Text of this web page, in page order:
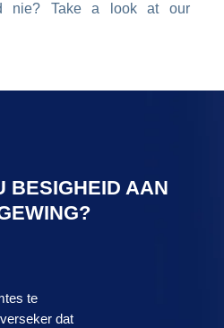
nie? Take a look at our
BESIGHEID AAN
te
dat